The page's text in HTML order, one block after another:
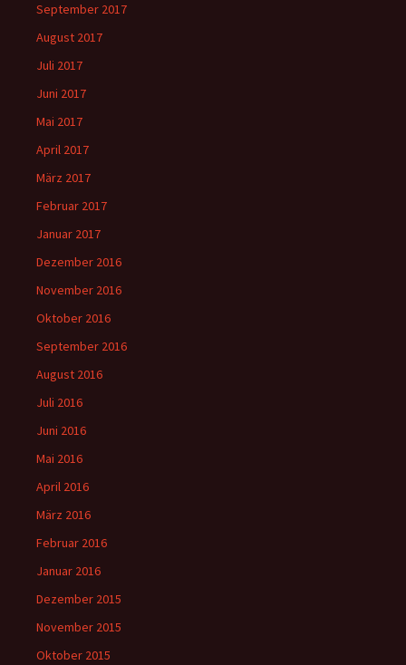
September 2017
August 2017
Juli 2017
Juni 2017
Mai 2017
April 2017
März 2017
Februar 2017
Januar 2017
Dezember 2016
November 2016
Oktober 2016
September 2016
August 2016
Juli 2016
Juni 2016
Mai 2016
April 2016
März 2016
Februar 2016
Januar 2016
Dezember 2015
November 2015
Oktober 2015